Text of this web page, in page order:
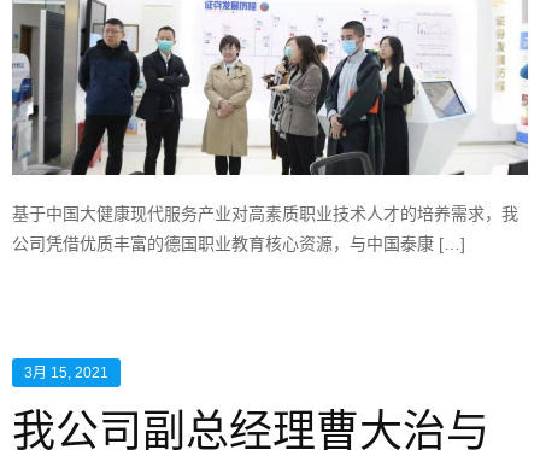
基于中国大健康现代服务产业对高素质职业技术人才的培养需求，我
公司凭借优质丰富的德国职业教育核心资源，与中国泰康 […]
3月 15, 2021
我公司副总经理曹大治与